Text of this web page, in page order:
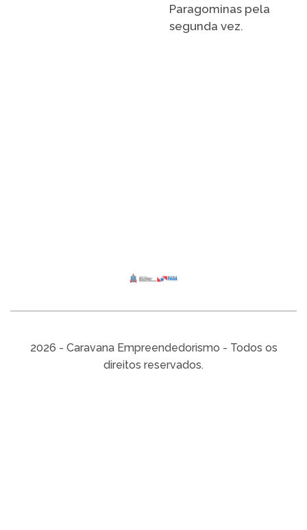
Paragominas pela
segunda vez.
2026 - Caravana Empreendedorismo - Todos os
direitos reservados.